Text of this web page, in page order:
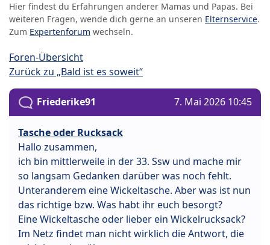
Hier findest du Erfahrungen anderer Mamas und Papas. Bei
weiteren Fragen, wende dich gerne an unseren Elternservice.
Zum Expertenforum wechseln.
Foren-Übersicht
Zurück zu „Bald ist es soweit“
Friederike91 7. Mai 2026 10:45
Tasche oder Rucksack
Hallo zusammen,
ich bin mittlerweile in der 33. Ssw und mache mir
so langsam Gedanken darüber was noch fehlt.
Unteranderem eine Wickeltasche. Aber was ist nun
das richtige bzw. Was habt ihr euch besorgt?
Eine Wickeltasche oder lieber ein Wickelrucksack?
Im Netz findet man nicht wirklich die Antwort, die